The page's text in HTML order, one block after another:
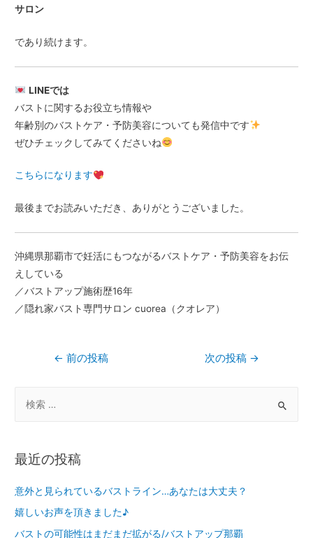
サロン
であり続けます。
LINEでは
バストに関するお役立ち情報や
年齢別のバストケア・予防美容についても発信中です
ぜひチェックしてみてくださいね
こちらになります
最後までお読みいただき、ありがとうございました。
沖縄県那覇市で妊活にもつながるバストケア・予防美容をお伝
えしている
／バストアップ施術歴16年
／隠れ家バスト専門サロン cuorea（クオレア）
← 前の投稿 次の投稿 →
最近の投稿
意外と見られているバストライン…あなたは大丈夫？
嬉しいお声を頂きました♪
バストの可能性はまだまだ拡がる/バストアップ那覇